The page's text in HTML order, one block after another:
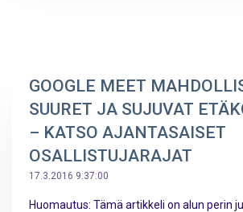
GOOGLE MEET
SUURET JA SUJUVAT
– KATSO AJANTASAISET
OSALLISTUJARAJAT
17.3.2016 9:37:00
Huomautus: Tämä artikkeli on alun perin